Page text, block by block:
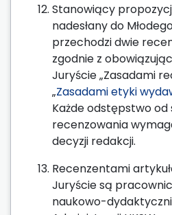
Stanowiący
nadesłany do
przechodzi dwie
zgodnie z
Juryście „Zasadami
„Zasadami etyki
Każde odstępstwo
recenzowania
decyzji redakcji.
Recenzentami
Juryście są
naukowo-dydaktyczni